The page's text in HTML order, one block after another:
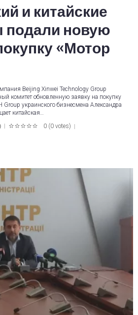
и китайские
подали новую
«Мотор
Beijing Xinwei Technology Group
комитет обновленную заявку на покупку
Group украинского бизнесмена Александра
китайская…
0 (0 votes)